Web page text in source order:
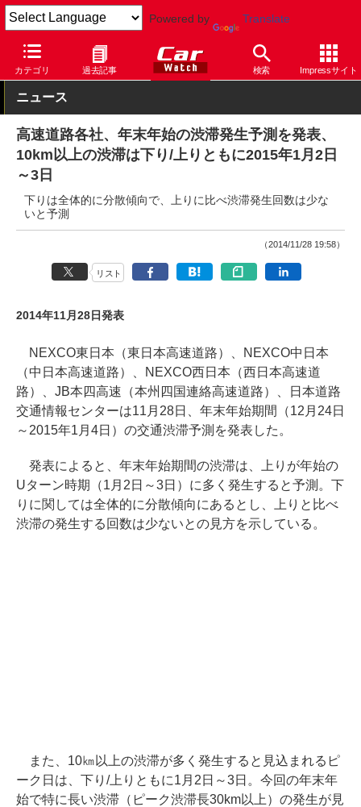
Powered by Translate
カテゴリ 過去記事 検索 Impressサイト
Car Watch ナビ その他
ニュース
高速道路各社、年末年始の渋滞発生予測を発表、
10km以上の渋滞は下り/上りともに2015年1月2日
～3日
下りは全体的に分散傾向で、上りに比べ渋滞発生回数は少な
いと予測
（2014/11/28 19:58）
リスト
2014年11月28日発表
NEXCO東日本（東日本高速道路）、NEXCO中日本
（中日本高速道路）、NEXCO西日本（西日本高速道
路）、JB本四高速（本州四国連絡高速道路）、日本道路
交通情報センターは11月28日、年末年始期間（12月24日
～2015年1月4日）の交通渋滞予測を発表した。
発表によると、年末年始期間の渋滞は、上りが年始の
Uターン時期（1月2日～3日）に多く発生すると予測。下
りに関しては全体的に分散傾向にあるとし、上りと比べ
渋滞の発生する回数は少ないとの見方を示している。
また、10㎞以上の渋滞が多く発生すると見込まれるピ
ーク日は、下り/上りともに1月2日～3日。今回の年末年
始で特に長い渋滞（ピーク渋滞長30km以上）の発生が見